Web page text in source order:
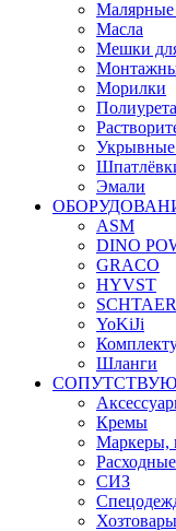
Масла
Мешки
Морилки
Укрывные
Эмали
ASM
DINO
GRACO
HYVST
SCHTAER
YoKiJi
Шланги
Кремы
Маркеры,
СИЗ
Хозтовары